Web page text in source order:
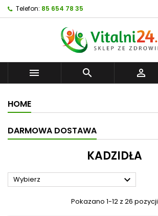
Telefon: 85 654 78 35
  
HOME
DARMOWA DOSTAWA
KADZIDŁA
Wybierz 
Pokazano 1-12 z 26 pozycji